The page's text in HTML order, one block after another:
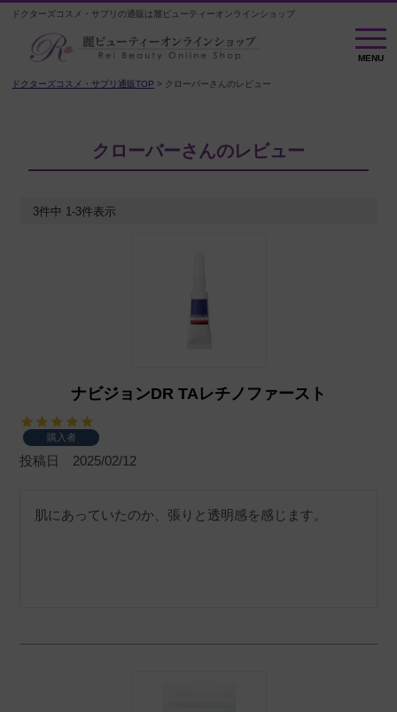
ドクターズコスメ・サプリの通販は麗ビューティーオンラインショップ
MENU
MENU
ドクターズコスメ・サプリ通販TOP クローバーさんのレビュー
クローバーさんのレビュー
3件中 1-3件表示
ナビジョンDR TAレチノファースト
購入者
投稿日 2025/02/12
肌にあっていたのか、張りと透明感を感じます。